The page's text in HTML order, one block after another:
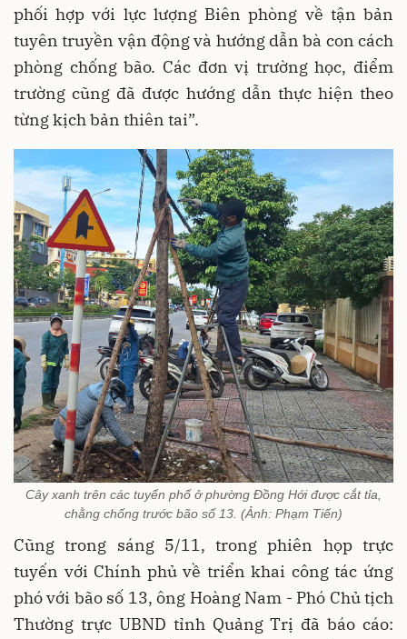
phối hợp với lực lượng Biên phòng về tận bản
tuyên truyền vận động và hướng dẫn bà con cách
phòng chống bão. Các đơn vị trường học, điểm
trường cũng đã được hướng dẫn thực hiện theo
từng kịch bản thiên tai”.
Cây xanh trên các tuyến phố ở phường Đồng Hới được cắt tỉa,
chằng chống trước bão số 13. (Ảnh: Phạm Tiến)
Cũng trong sáng 5/11, trong phiên họp trực
tuyến với Chính phủ về triển khai công tác ứng
phó với bão số 13, ông Hoàng Nam - Phó Chủ tịch
Thường trực UBND tỉnh Quảng Trị đã báo cáo: